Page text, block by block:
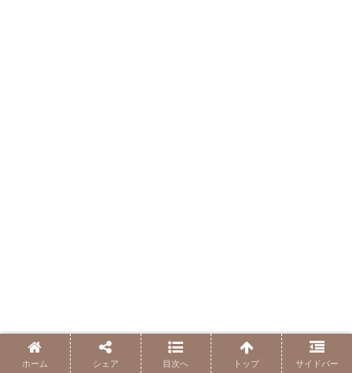
ホーム シェア 目次へ トップ サイドバー